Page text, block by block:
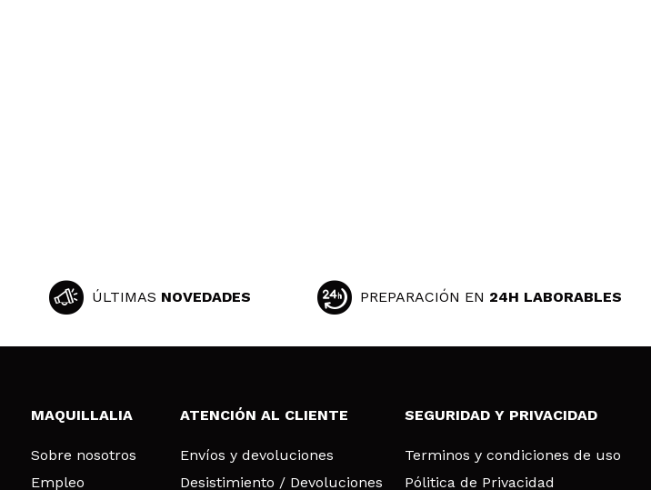
ÚLTIMAS NOVEDADES PREPARACIÓN EN 24H LABORABLES
MAQUILLALIA
Sobre nosotros
Empleo
ATENCIÓN AL CLIENTE
Envíos y devoluciones
Desistimiento / Devoluciones
SEGURIDAD Y PRIVACIDAD
Terminos y condiciones de uso
Pólitica de Privacidad